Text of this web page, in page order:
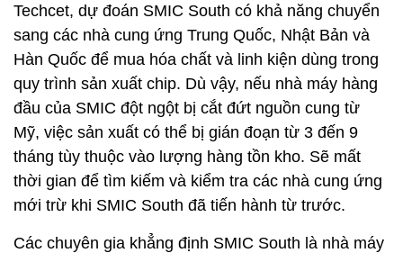
Techcet, dự đoán SMIC South có khả năng chuyển
sang các nhà cung ứng Trung Quốc, Nhật Bản và
Hàn Quốc để mua hóa chất và linh kiện dùng trong
quy trình sản xuất chip. Dù vậy, nếu nhà máy hàng
đầu của SMIC đột ngột bị cắt đứt nguồn cung từ
Mỹ, việc sản xuất có thể bị gián đoạn từ 3 đến 9
tháng tùy thuộc vào lượng hàng tồn kho. Sẽ mất
thời gian để tìm kiếm và kiểm tra các nhà cung ứng
mới trừ khi SMIC South đã tiến hành từ trước.
Các chuyên gia khẳng định SMIC South là nhà máy